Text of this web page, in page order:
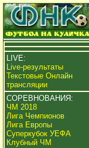
LIVE:
Live-результаты
Текстовые Онлайн
трансляции
СОРЕВНОВАНИЯ:
ЧМ 2018
Лига Чемпионов
Лига Европы
Суперкубок УЕФА
Клубный ЧМ